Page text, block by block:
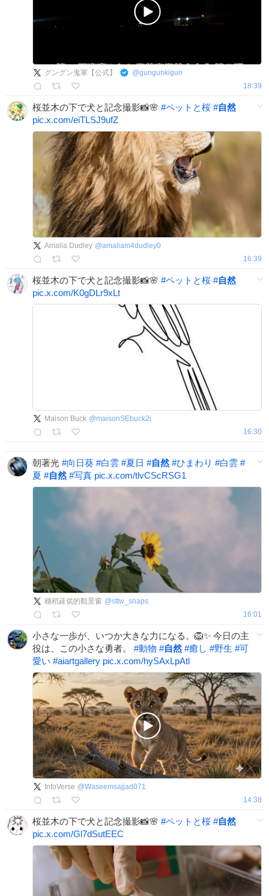
グングン鬼軍【公式】 @gungunkigun
18:39
桜並木の下で犬と記念撮影📸🌸 #ペットと桜 #自然
pic.x.com/eiTLSJ9ufZ
Amalia Dudley @amaliam4dudley0
16:39
桜並木の下で犬と記念撮影📸🌸 #ペットと桜 #自然
pic.x.com/K0gDLr9xLt
Maison Buck @maisonSEbuck2i
16:30
朝著光 #向日葵 #白雲 #夏日 #自然 #ひまわり #白雲 #
夏 #自然 #写真 pic.x.com/tlvCScRSG1
穗稻蔠倵的觀景窗 @sttw_snaps
16:01
小さな一歩が、いつか大きな力になる。🦁✨ 今日の主
役は、この小さな勇者。 #動物 #自然 #癒し #野生 #可
愛い #aiartgallery pic.x.com/hySAxLpAtl
InfoVerse @Waseemsajjad071
14:38
桜並木の下で犬と記念撮影📸🌸 #ペットと桜 #自然
pic.x.com/Gl7dSutEEC